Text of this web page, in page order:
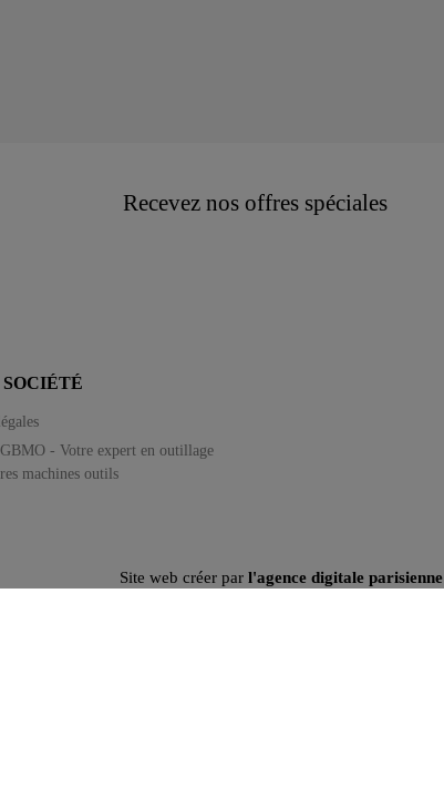
Recevez nos offres spéciales
- Votre expert en outillage
machines outils
Site web créer par l'agence digitale parisienne